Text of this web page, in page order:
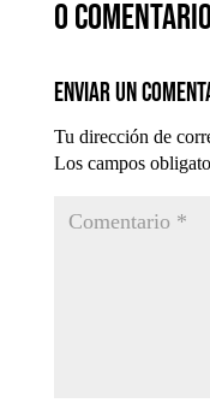
0
Enviar un
Tu dirección de
Los campos